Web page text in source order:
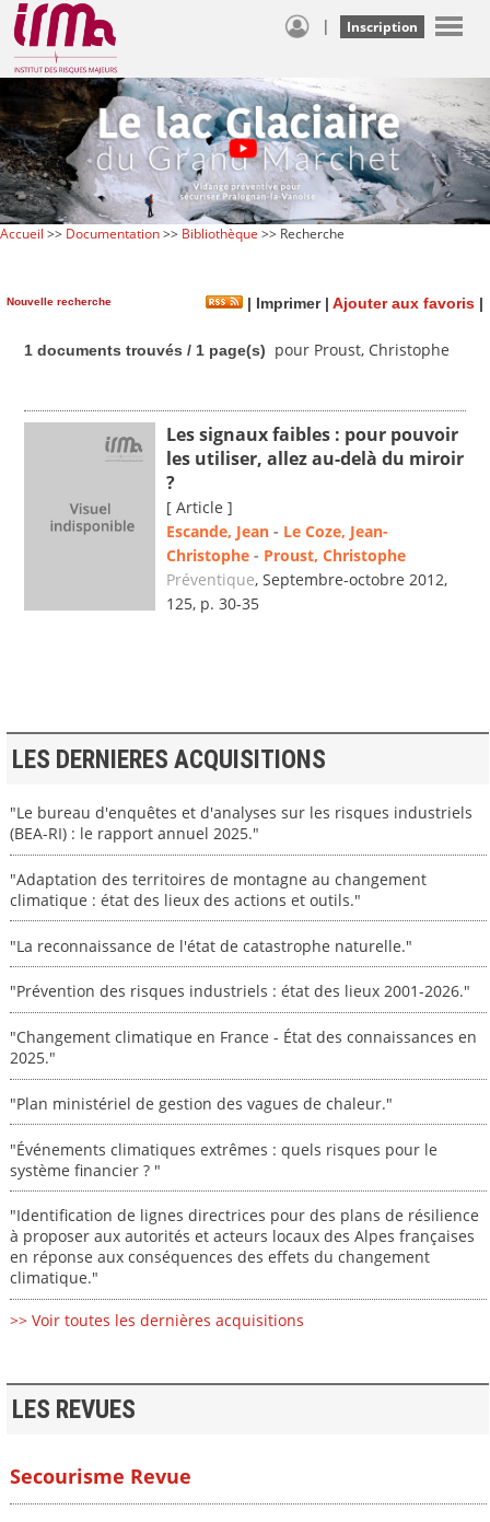
| Inscription
Accueil >> Documentation>> Bibliothèque >> Recherche
Nouvelle recherche | Imprimer| Ajouter aux favoris |
1 documents trouvés / 1 page(s) pour Proust, Christophe
Les signaux faibles : pour pouvoir
les utiliser, allez au-delà du miroir
?
[ Article ]
Escande, Jean - Le Coze, Jean-
Christophe - Proust, Christophe
Préventique, Septembre-octobre 2012,
125, p. 30-35
LES DERNIERES ACQUISITIONS
"Le bureau d'enquêtes et d'analyses sur les risques industriels
(BEA-RI) : le rapport annuel 2025."
"Adaptation des territoires de montagne au changement
climatique : état des lieux des actions et outils."
"La reconnaissance de l'état de catastrophe naturelle."
"Prévention des risques industriels : état des lieux 2001-2026."
"Changement climatique en France - État des connaissances en
2025."
"Plan ministériel de gestion des vagues de chaleur."
"Événements climatiques extrêmes : quels risques pour le
système financier ? "
"Identification de lignes directrices pour des plans de résilience
à proposer aux autorités et acteurs locaux des Alpes françaises
en réponse aux conséquences des effets du changement
climatique."
>> Voir toutes les dernières acquisitions
LES REVUES
Secourisme Revue